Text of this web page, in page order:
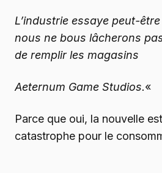
L’industrie essaye peut-
nous ne bous lâcherons
de remplir les magasins
Aeternum Game Studios.«
Parce que oui, la nouvelle
catastrophe pour le